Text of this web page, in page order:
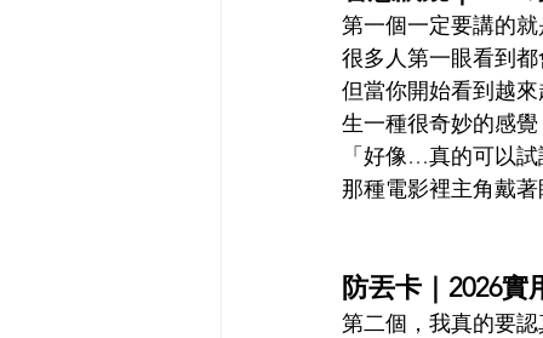
第一個一定要講的
很多人第一眼看到
但當你開始看到越
生一種很奇妙的感覺
「好像…真的可以
那種電影裡主角戴
防丟卡｜2026
第二個，我真的要